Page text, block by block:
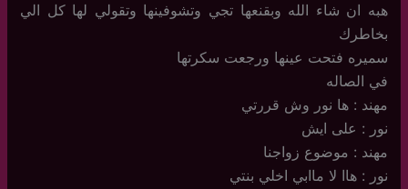
هبه ان شاء الله وبقنعها تجي وتشوفينها وتقولي لها كل الي
بخاطرك
سميره فتحت عينها ورجعت سكرتها
في الصاله
مهند : ها نور وش قررتي
نور : على ايش
مهند : موضوع زواجنا
نور : هاا لا ماابي اخلي بنتي